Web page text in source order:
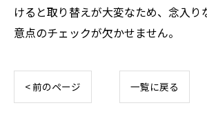
けると取り替えが大変なため、念入り
意点のチェックが欠かせません。
< 前のページ 一覧に戻る